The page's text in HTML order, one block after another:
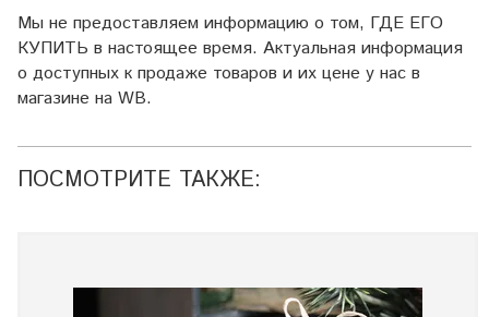
Мы не предоставляем информацию о том, ГДЕ ЕГО
КУПИТЬ в настоящее время. Актуальная информация
о доступных к продаже товаров и их цене у нас в
магазине на WB.
ПОСМОТРИТЕ ТАКЖЕ: